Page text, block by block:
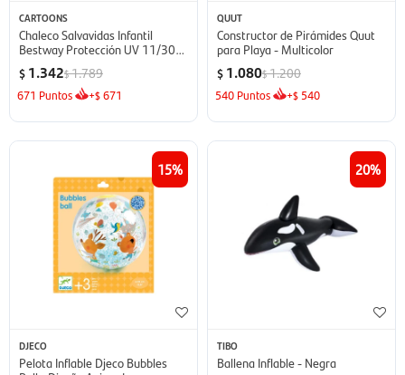
CARTOONS
Chaleco Salvavidas Infantil
Bestway Protección UV 11/30kg
- Minnie
$ 1.342$1.789
671 Puntos +$671
QUUT
Constructor de Pirámides Quut
para Playa - Multicolor
$ 1.080$1.200
540 Puntos +$540
15
DJECO
Pelota Inflable Djeco Bubbles
20
TIBO
Ballena Inflable - Negra